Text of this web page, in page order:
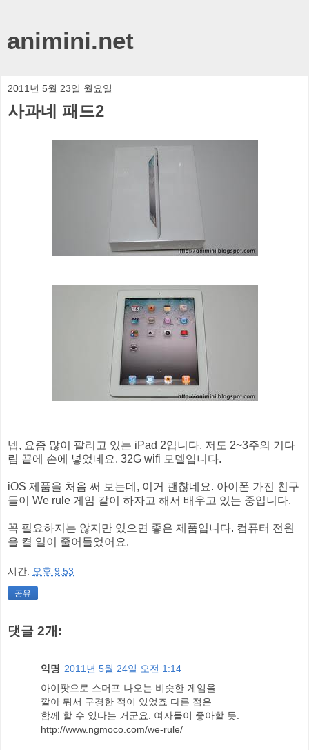
animini.net
2011년 5월 23일 월요일
사과네 패드2
넵, 요즘 많이 팔리고 있는 iPad 2입니다. 저도 2~3주의 기다
림 끝에 손에 넣었네요. 32G wifi 모델입니다.
iOS 제품을 처음 써 보는데, 이거 괜찮네요. 아이폰 가진 친구
들이 We rule 게임 같이 하자고 해서 배우고 있는 중입니다.
꼭 필요하지는 않지만 있으면 좋은 제품입니다. 컴퓨터 전원
을 켤 일이 줄어들었어요.
시간: 오후 9:53
공유
댓글 2개:
익명 2011년 5월 24일 오전 1:14
아이팟으로 스머프 나오는 비슷한 게임을
깔아 둬서 구경한 적이 있었죠 다른 점은
함께 할 수 있다는 거군요. 여자들이 좋아할 듯.
http://www.ngmoco.com/we-rule/